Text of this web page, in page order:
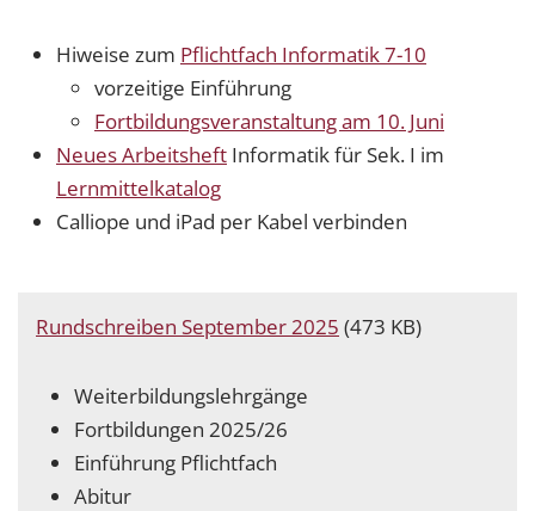
Hiweise zum Pflichtfach Informatik 7-10
vorzeitige Einführung
Fortbildungsveranstaltung am 10. Juni
Neues Arbeitsheft Informatik für Sek. I im
Lernmittelkatalog
Calliope und iPad per Kabel verbinden
Rundschreiben September 2025 (473 KB)
Weiterbildungslehrgänge
Fortbildungen 2025/26
Einführung Pflichtfach
Abitur